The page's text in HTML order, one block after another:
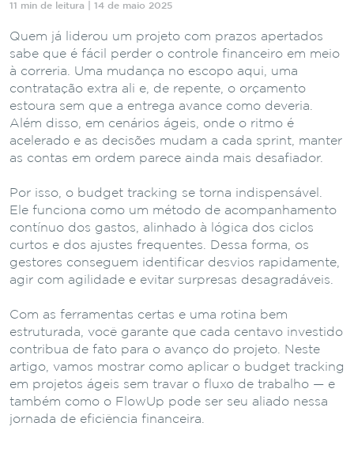
11 min de leitura | 14 de maio 2025
Quem já liderou um projeto com prazos apertados
sabe que é fácil perder o controle financeiro em meio
à correria. Uma mudança no escopo aqui, uma
contratação extra ali e, de repente, o orçamento
estoura sem que a entrega avance como deveria.
Além disso, em cenários ágeis, onde o ritmo é
acelerado e as decisões mudam a cada sprint, manter
as contas em ordem parece ainda mais desafiador.
Por isso, o budget tracking se torna indispensável.
Ele funciona como um método de acompanhamento
contínuo dos gastos, alinhado à lógica dos ciclos
curtos e dos ajustes frequentes. Dessa forma, os
gestores conseguem identificar desvios rapidamente,
agir com agilidade e evitar surpresas desagradáveis.
Com as ferramentas certas e uma rotina bem
estruturada, você garante que cada centavo investido
contribua de fato para o avanço do projeto. Neste
artigo, vamos mostrar como aplicar o budget tracking
em projetos ágeis sem travar o fluxo de trabalho — e
também como o FlowUp pode ser seu aliado nessa
jornada de eficiência financeira.